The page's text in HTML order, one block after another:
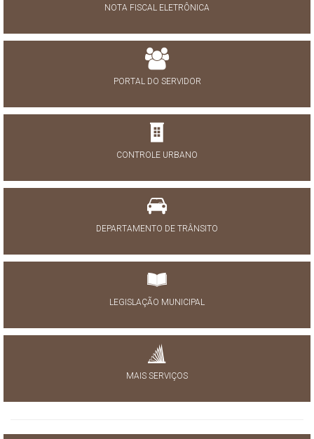
NOTA FISCAL ELETRÔNICA
PORTAL DO SERVIDOR
CONTROLE URBANO
DEPARTAMENTO DE TRÂNSITO
LEGISLAÇÃO MUNICIPAL
MAIS SERVIÇOS